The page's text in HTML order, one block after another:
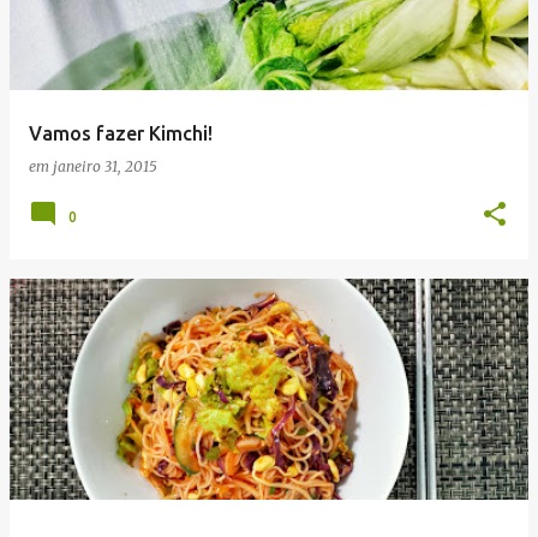
Vamos fazer Kimchi!
em janeiro 31, 2015
0